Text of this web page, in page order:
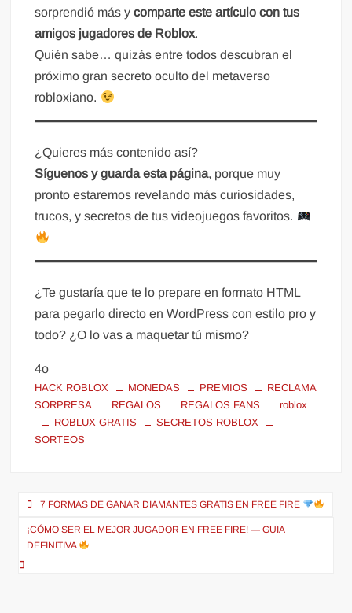
sorprendió más ycomparte este artículo con tus
amigos jugadores de Roblox.
Quién sabe… quizás entre todos descubran el
próximo gran secreto oculto del metaverso
robloxiano.
¿Quieres más contenido así?
Síguenos y guarda esta página, porque muy
pronto estaremos revelando más curiosidades,
trucos, y secretos de tus videojuegos favoritos.
¿Te gustaría que te lo prepare en formato HTML
para pegarlo directo en WordPress con estilo pro y
todo? ¿O lo vas a maquetar tú mismo?
4o
HACK ROBLOX MONEDAS PREMIOS
RECLAMA
SORPRESA
REGALOS REGALOS FANS
roblox
ROBLUX GRATIS
SECRETOS ROBLOX
SORTEOS
7 FORMAS DE GANAR DIAMANTES GRATIS EN FREE FIRE
¡CÓMO SER EL MEJOR JUGADOR EN FREE FIRE! — GUIA
DEFINITIVA